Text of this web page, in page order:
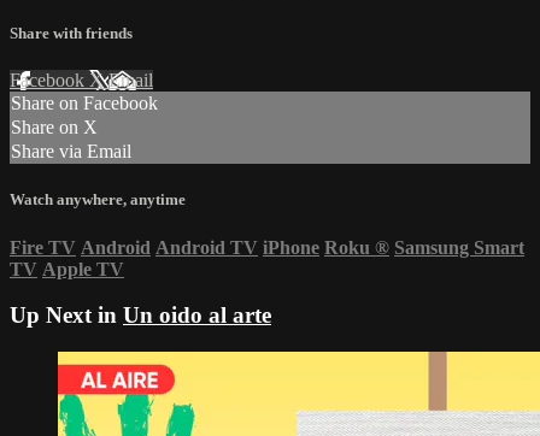
Share with friends
Facebook XEmail
Share on Facebook
Share on X
Share via Email
Watch anywhere, anytime
Fire TV Android Android TV iPhone Roku ® Samsung Smart
TV Apple TV
Up Next in Un oido al arte